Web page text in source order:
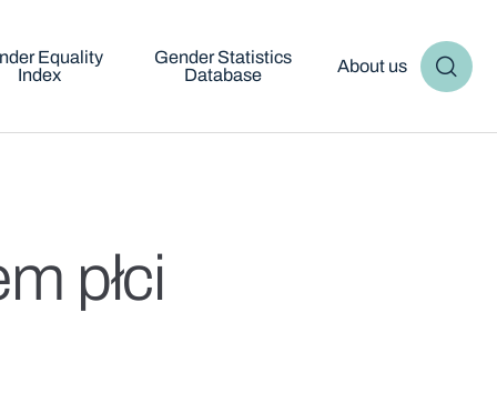
Equality
Index
Gender Statistics
Database
About us
płci